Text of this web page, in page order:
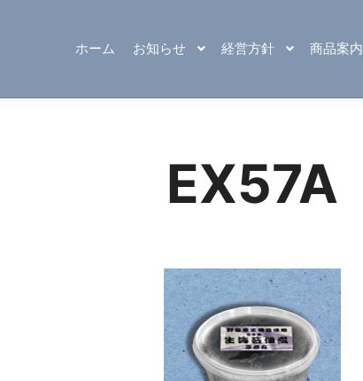
ホーム お知らせ 経営方針 商品案内
EX57A